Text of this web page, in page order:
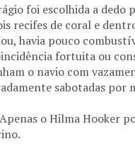
foi escolhida a dedo
recifes de coral e
havia pouco
fortuita ou
o navio com
sabotadas por
o Hilma Hooker